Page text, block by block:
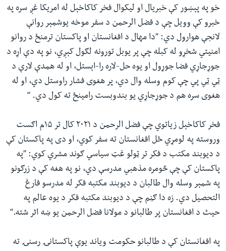
خو په پېښور کې خبریال او لیکوال فخر کاکاخېل له امریکا غږ سره په
خبرو کې وویل چې د فضل الرحمن د سفر موخه یوشمېر روانې
لانجې هوارول دي: ”دا مهال د افغانستان او پاکستان ترمنځ د روانو
امنیتي شخړو له کبله چې پر یوبل تورونه لګول کېږي، نو په دې اړه د
جوړجاړي فضا جوړول او یوه حل-لاره را-اېستل، او له همدې لارې د
ټي ټي پي چې کوم وسله وال دي، پر هغوی فشار راوستل دي، او له
هغوی سره هم د جوړجاړي یو بندوبست رامینځ ته کول دي. “
فخر کاکاخېل زیاتوي چې فضل الرحمن د ۲۰۲۱ کال تر ۱۵م اګست
وروسته په لومړي ځل افغانستان ته سفر کوي، او دی په پاکستان کې
د دیوبند مکتب د فکر تر ټولو غټ سیاسي ګوند مشري کوي: ”په
پاکستان کې چې څومره مذهبي مدرسې دي، نو په هغه کې د زرګونو
په شمېر وسله وال طالبان د دیوبند مکتبه فکر له مدرسو فارغ
التحصیل دي. زه دا ګڼم چې د دیوبند مکتبه فکر د یوه عالم په
حیث د افغانستان پر طالبانو د مولانا فضل الرحمن یو ښه اثر شته.“
په افغانستان کې د طالبانو حکومت ویاند یوې پاکستانۍ رسنۍ ته